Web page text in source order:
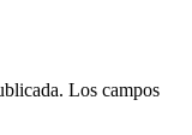
Los campos